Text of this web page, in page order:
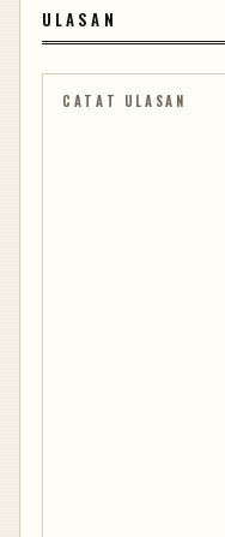
ULASAN
CATAT ULASAN